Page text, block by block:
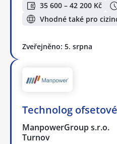
35 600 – 42 200 Kč
Vhodné také pro
Zveřejněno: 5. srpna
Technolog
ManpowerGroup s.r.o.
Turnov